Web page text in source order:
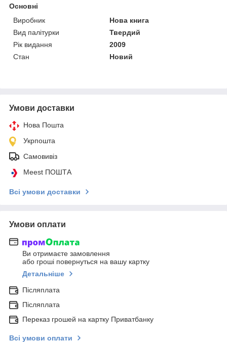
Основні
Виробник
Нова книга
Вид палітурки
Твердий
Рік видання
2009
Стан
Новий
Умови доставки
Нова Пошта
Укрпошта
Самовивіз
Meest ПОШТА
Всі умови доставки
Умови оплати
Ви отримаєте замовлення
або гроші повернуться на вашу картку
Детальніше
Післяплата
Післяплата
Переказ грошей на картку Приватбанку
Всі умови оплати